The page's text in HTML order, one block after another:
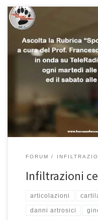
Infiltrazioni con cellule
questa puntata di “Sport e
Teleradiostereo 92.7 ogni
9:40, abbiamo affrontato
al ginocchio. Potete
FORUM
Infiltrazioni
articolazioni
danni artrosici